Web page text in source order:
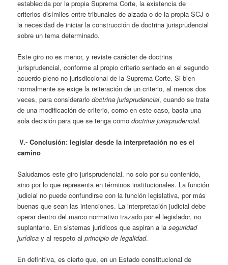
establecida por la propia Suprema Corte, la existencia de
criterios disímiles entre tribunales de alzada o de la propia SCJ o
la necesidad de iniciar la construcción de doctrina jurisprudencial
sobre un tema determinado.
Este giro no es menor, y reviste carácter de doctrina
jurisprudencial, conforme al propio criterio sentado en el segundo
acuerdo pleno no jurisdiccional de la Suprema Corte. Si bien
normalmente se exige la reiteración de un criterio, al menos dos
veces, para considerarlodoctrina jurisprudencial, cuando se trata
de una modificación de criterio, como en este caso, basta una
sola decisión para que se tenga comodoctrina jurisprudencial.
V.- Conclusión: legislar desde la interpretación no es el
camino
Saludamos este giro jurisprudencial, no solo por su contenido,
sino por lo que representa en términos institucionales. La función
judicial no puede confundirse con la función legislativa, por más
buenas que sean las intenciones. La interpretación judicial debe
operar dentro del marco normativo trazado por el legislador, no
suplantarlo. En sistemas jurídicos que aspiran a laseguridad
jurídica y al respeto alprincipio de legalidad.
En definitiva, es cierto que, en un Estado constitucional de